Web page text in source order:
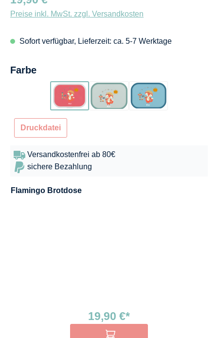
Flamingo Brotdose
19,90 €*
In den Warenkorb
Preise inkl. MwSt. zzgl. Versandkosten
Sofort verfügbar, Lieferzeit: ca. 5-7 Werktage
Farbeauswählen
Flamingo Türkis Blau
Druckdatei
Versandkostenfrei ab 80€
sichere Bezahlung